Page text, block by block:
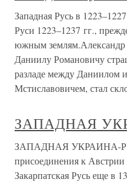
Западная Русь в
Руси 1223–1237 гг.,
южным землям.Александр
Даниилу Романовичу
разладе между Даниилом
Мстиславовичем, стал
ЗАПАДНАЯ
ЗАПАДНАЯ УКРАИНА-
присоединения к
Закарпатская Русь еще в